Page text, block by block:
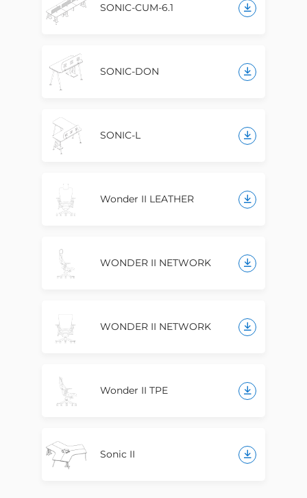
SONIC-CUM-6.1
SONIC-DON
SONIC-L
Wonder II LEATHER
WONDER II NETWORK
WONDER II NETWORK
Wonder II TPE
Sonic II